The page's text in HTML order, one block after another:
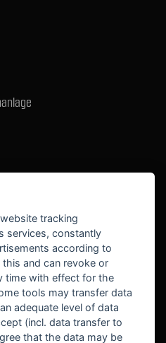
tracking
services, constantly
according to
and can revoke or
time with effect for the
tools may transfer data
adequate level of data
(incl. data transfer to
that the data may be